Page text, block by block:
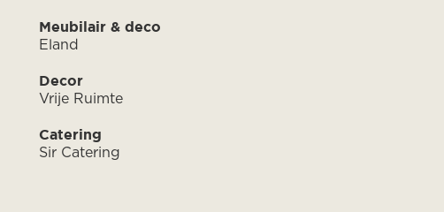
Meubilair & deco
Eland
Decor
Vrije Ruimte
Catering
Sir Catering